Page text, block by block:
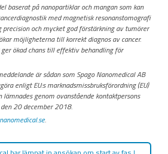
baserat på nanopartiklar och mangan som kan
med magnetisk resonanstomografi
precision och mycket god förstärkning av tumörer
möjligheterna till korrekt diagnos av cancer.
ökad chans till effektiv behandling för
är sådan som Spago Nanomedical AB
enligt EU:s marknadsmissbruksförordning (EU)
genom ovanstående kontaktpersons
20 december 2018.
.